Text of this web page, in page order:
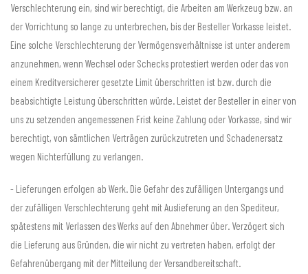
Verschlechterung ein, sind wir berechtigt, die Arbeiten am Werkzeug bzw. an
der Vorrichtung so lange zu unterbrechen, bis der Besteller Vorkasse leistet.
Eine solche Verschlechterung der Vermögensverhältnisse ist unter anderem
anzunehmen, wenn Wechsel oder Schecks protestiert werden oder das von
einem Kreditversicherer gesetzte Limit überschritten ist bzw. durch die
beabsichtigte Leistung überschritten würde. Leistet der Besteller in einer von
uns zu setzenden angemessenen Frist keine Zahlung oder Vorkasse, sind wir
berechtigt, von sämtlichen Verträgen zurückzutreten und Schadenersatz
wegen Nichterfüllung zu verlangen.
- Lieferungen erfolgen ab Werk. Die Gefahr des zufälligen Untergangs und
der zufälligen Verschlechterung geht mit Auslieferung an den Spediteur,
spätestens mit Verlassen des Werks auf den Abnehmer über. Verzögert sich
die Lieferung aus Gründen, die wir nicht zu vertreten haben, erfolgt der
Gefahrenübergang mit der Mitteilung der Versandbereitschaft.